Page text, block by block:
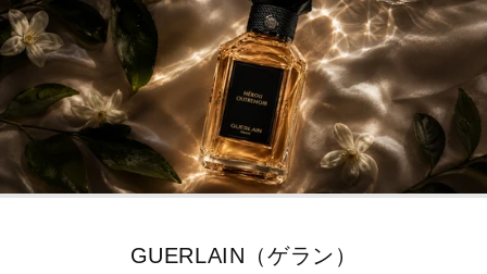
GUERLAIN（ゲラン）